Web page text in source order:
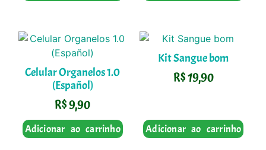
Celular Organelos 1.0
(Español)
R$9,90
Adicionar ao carrinho
Kit Sangue bom
R$19,90
Adicionar ao carrinho